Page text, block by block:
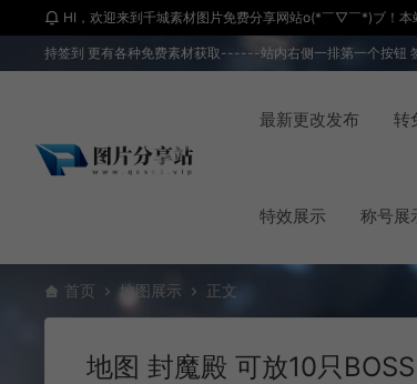
HI，欢迎来到千城素材图片免费分享网站o(*￣▽￣*)ブ！
持签到 更有各种免费素材获取------站内右侧一排第一个按钮
最新更改发布 转
特效展示 称号展
首页 地图展示 正文
地图 封魔殿 可放10只BOSS